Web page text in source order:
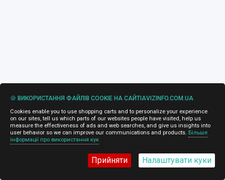
25-48 49-72 73-96
🍪 ВИКОРИСТАННЯ ФАЙЛІВ COOKIE НА САЙТІAVIZINFO.COM.UA
Cookies enable you to use shopping carts and to personalize your experience
on our sites, tell us which parts of our websites people have visited, help us
measure the effectiveness of ads and web searches, and give us insights into
user behavior so we can improve our communications and products. Більше
інформації про використання кук
Прийняти Налаштувати куки